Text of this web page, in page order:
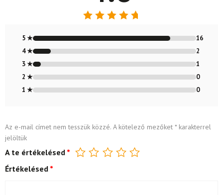
4.79/ 5
5 ★
16
4 ★
2
3 ★
1
2 ★
0
1 ★
0
Az e-mail címet nem tesszük közzé. A kötelező mezőket *karakterrel
jelöltük
A te értékelésed *
Értékelésed *